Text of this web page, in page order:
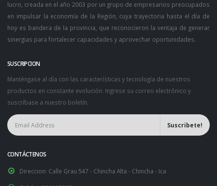
lucro, creada en el año 2003 por un grupo de empresarios preocupados
en impulsar la economía de la Región, cuya trayectoria hasta el día de
hoy es bandera de la provincia, que reconocieron la ventaja de generar
sinergias para fortalecer capacidades y aprovechar oportunidades.
SUSCRIPCION
Manténgase al día con las características y tecnología de nuestros
productos en constante evolución. Ingrese su correo electrónico y
suscríbase a nuestro boletín.
CONTÁCTENOS
Direccion: Calle Grau 547 - Chincha Alta - Chincha - Ica